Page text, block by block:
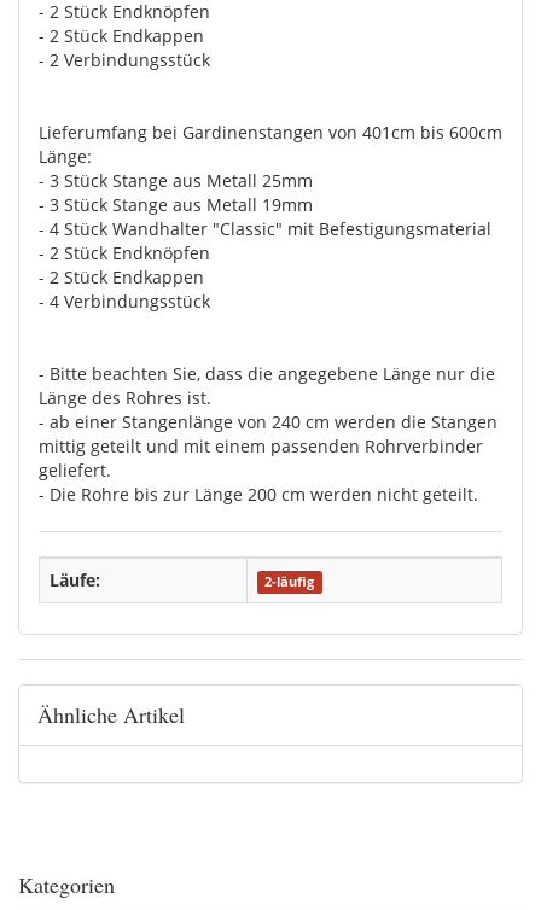
- 2 Stück Endknöpfen
- 2 Stück Endkappen
- 2 Verbindungsstück
Lieferumfang bei Gardinenstangen von 401cm bis 600cm
Länge:
- 3 Stück Stange aus Metall 25mm
- 3 Stück Stange aus Metall 19mm
- 4 Stück Wandhalter "Classic" mit Befestigungsmaterial
- 2 Stück Endknöpfen
- 2 Stück Endkappen
- 4 Verbindungsstück
- Bitte beachten Sie, dass die angegebene Länge nur die
Länge des Rohres ist.
- ab einer Stangenlänge von 240 cm werden die Stangen
mittig geteilt und mit einem passenden Rohrverbinder
geliefert.
- Die Rohre bis zur Länge 200 cm werden nicht geteilt.
Läufe: 2-läufig
Ähnliche Artikel
Kategorien